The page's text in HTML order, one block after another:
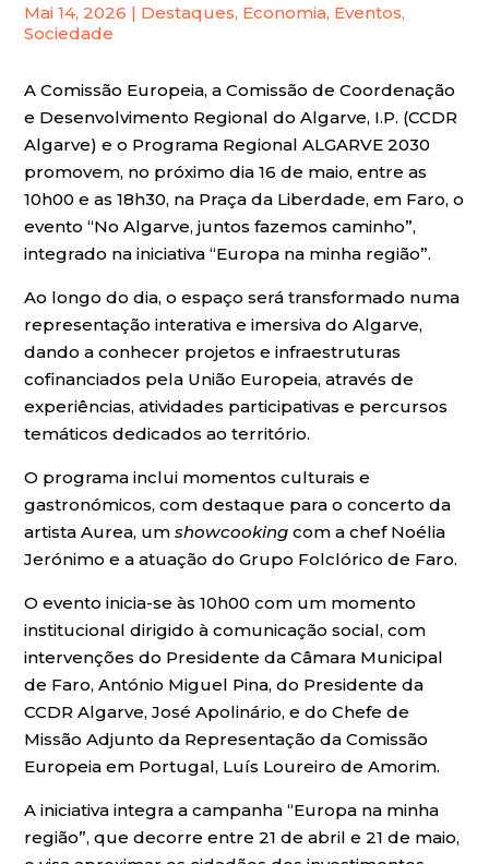
Mai 14, 2026 | Destaques, Economia, Eventos,
Sociedade
A Comissão Europeia, a Comissão de Coordenação
e Desenvolvimento Regional do Algarve, I.P. (CCDR
Algarve) e o Programa Regional ALGARVE 2030
promovem, no próximo dia 16 de maio, entre as
10h00 e as 18h30, na Praça da Liberdade, em Faro, o
evento “No Algarve, juntos fazemos caminho”,
integrado na iniciativa “Europa na minha região”.
Ao longo do dia, o espaço será transformado numa
representação interativa e imersiva do Algarve,
dando a conhecer projetos e infraestruturas
cofinanciados pela União Europeia, através de
experiências, atividades participativas e percursos
temáticos dedicados ao território.
O programa inclui momentos culturais e
gastronómicos, com destaque para o concerto da
artista Aurea, umshowcooking com a chef Noélia
Jerónimo e a atuação do Grupo Folclórico de Faro.
O evento inicia-se às 10h00 com um momento
institucional dirigido à comunicação social, com
intervenções do Presidente da Câmara Municipal
de Faro, António Miguel Pina, do Presidente da
CCDR Algarve, José Apolinário, e do Chefe de
Missão Adjunto da Representação da Comissão
Europeia em Portugal, Luís Loureiro de Amorim.
A iniciativa integra a campanha “Europa na minha
região”, que decorre entre 21 de abril e 21 de maio,